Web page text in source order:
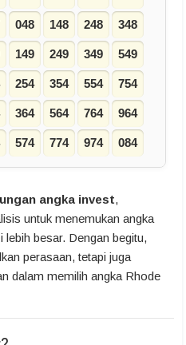
048 148 248 348
149 249 349 549
254 354 554 754
364 564 764 964
574 774 974 084
angka invest,
untuk menemukan angka
besar. Dengan begitu,
perasaan, tetapi juga
dalam memilih angka Rhode